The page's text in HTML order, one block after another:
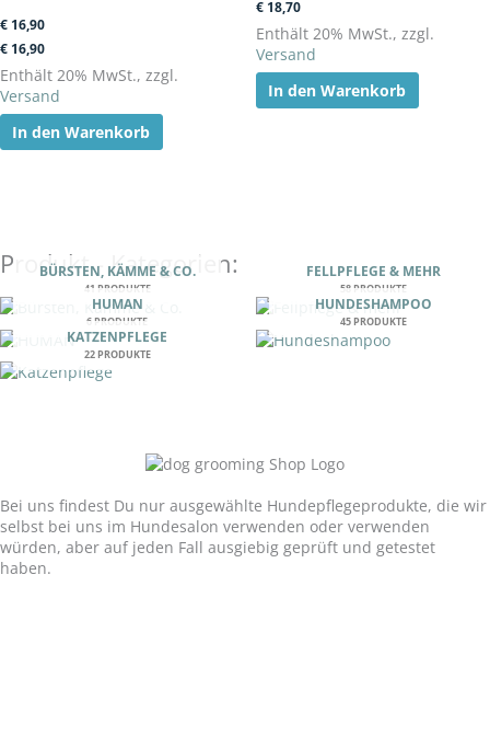
€ 16,90
€ 16,90
Enthält 20% MwSt., zzgl.
Versand
In den Warenkorb
€ 18,70
Enthält 20% MwSt., zzgl.
Versand
In den Warenkorb
Produkt - Kategorien:
BÜRSTEN, KÄMME & CO.
41 PRODUKTE
FELLPFLEGE & MEHR
58 PRODUKTE
HUMAN
6 PRODUKTE
HUNDESHAMPOO
45 PRODUKTE
KATZENPFLEGE
22 PRODUKTE
Bei uns findest Du nur ausgewählte Hundepflegeprodukte, die wir
selbst bei uns im Hundesalon verwenden oder verwenden
würden, aber auf jeden Fall ausgiebig geprüft und getestet
haben.